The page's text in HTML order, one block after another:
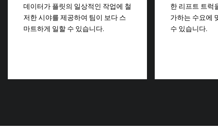
데이터가 플릿의 일상적인 작업에 철
저한 시야를 제공하여 팀이 보다 스
마트하게 일할 수 있습니다.
한 리프트 트럭
가하는 수요에
수 있습니다.